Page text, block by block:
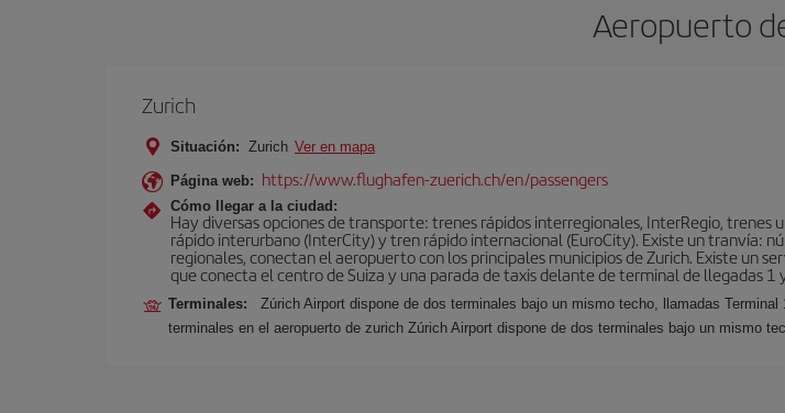
Aeropuerto
Zurich
Situación: Zurich Ver en mapa
Página web: https://www.flughafen-zuerich.ch/en/passengers
Cómo llegar a la ciudad:
Hay diversas opciones de transporte: trenes rápidos interregionales, InterRegio,
rápido interurbano (InterCity) y tren rápido internacional (EuroCity). Existe un tranvía:
regionales, conectan el aeropuerto con los principales municipios de Zurich. Existe un
que conecta el centro de Suiza y una parada de taxis delante de terminal de llegadas 1
Terminales:
Zúrich Airport dispone de dos terminales bajo un mismo techo, llamadas
terminales en el aeropuerto de zurich Zúrich Airport dispone de dos terminales bajo un mismo